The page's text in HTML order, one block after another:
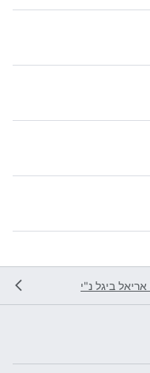
אריאל ביגל נ"י